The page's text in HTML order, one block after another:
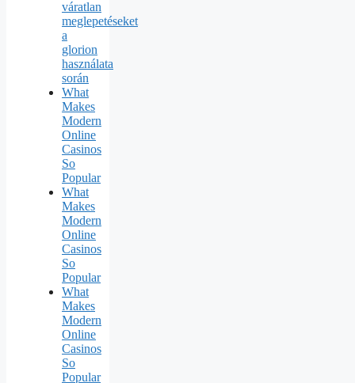
váratlan
meglepetéseket
a
glorion
használata
során
What
Makes
Modern
Online
Casinos
So
Popular
What
Makes
Modern
Online
Casinos
So
Popular
What
Makes
Modern
Online
Casinos
So
Popular